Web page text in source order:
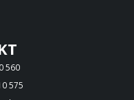
560
575